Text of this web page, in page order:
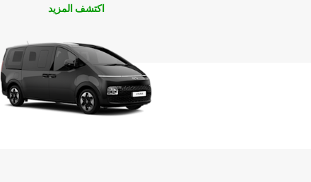
اكتشف المزيد